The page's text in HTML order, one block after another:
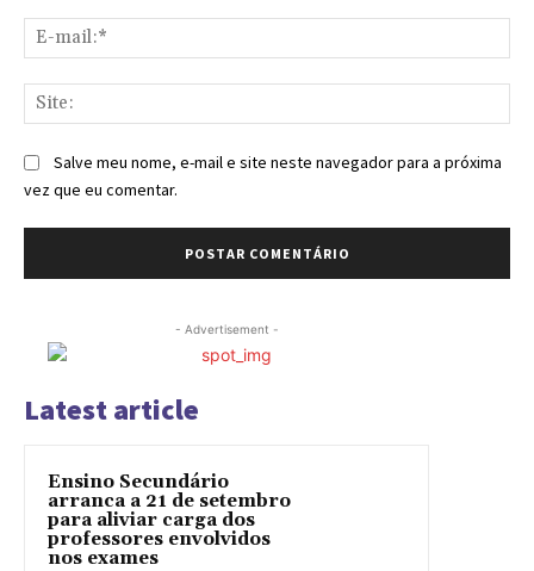
Salve meu nome, e-mail e site neste navegador para a próxima
vez que eu comentar.
- Advertisement -
Latest article
Ensino Secundário
arranca a 21 de setembro
para aliviar carga dos
professores envolvidos
nos exames